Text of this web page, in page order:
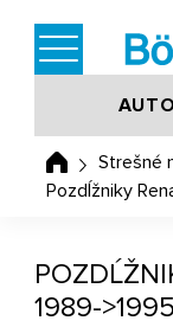
AUTO
Strešné
Pozdĺžniky
1989->1995